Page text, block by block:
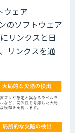
ウェア
のソフトウェア
リンクスと日
リンクスを通